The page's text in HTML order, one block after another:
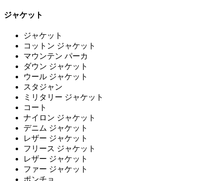
ジャケット
ジャケット
コットン ジャケット
マウンテン パーカ
ダウン ジャケット
ウール ジャケット
スタジャン
ミリタリー ジャケット
コート
ナイロン ジャケット
デニム ジャケット
レザー ジャケット
フリース ジャケット
レザー ジャケット
ファー ジャケット
ポンチョ